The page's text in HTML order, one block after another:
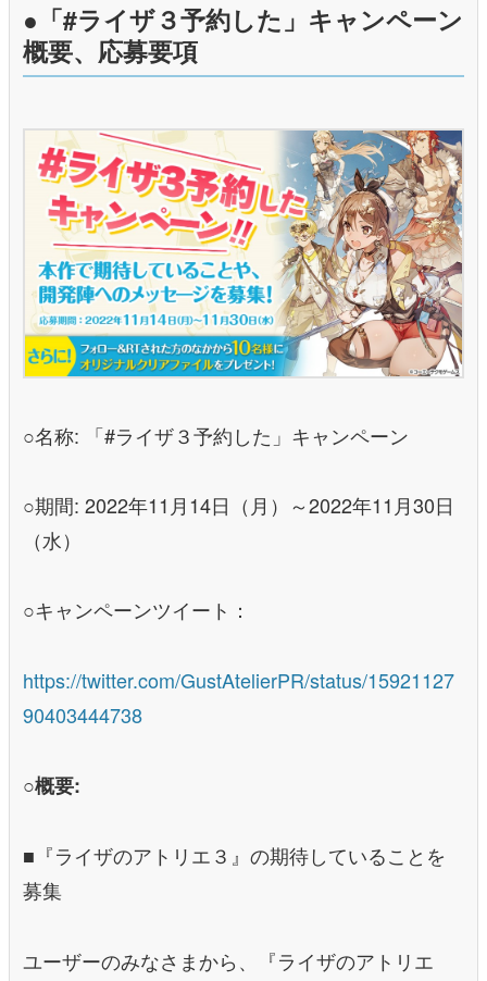
●「#ライザ３予約した」キャンペーン
概要、応募要項
○名称: 「#ライザ３予約した」キャンペーン
○期間: 2022年11月14日（月）～2022年11月30日
（水）
○キャンペーンツイート：
https://twitter.com/GustAtelierPR/status/15921127
90403444738
○概要:
■『ライザのアトリエ３』の期待していることを
募集
ユーザーのみなさまから、『ライザのアトリエ